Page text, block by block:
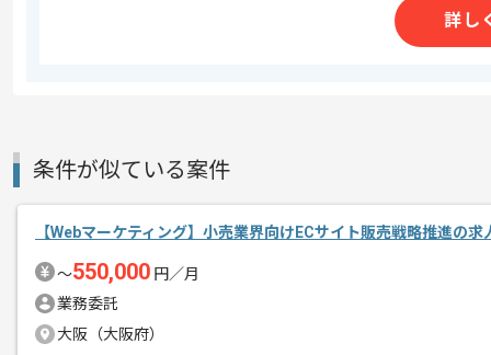
・Dockerを活用した開発経験
・Gitを用いた複数開発者間での開発経験
・フロントエンド領域における技術的
・フロントエンドのパフォーマンスチ
・Laravelを用いた開発経験
詳し
条件が似ている案件
【Webマーケティング】小売業界向けECサイト販売戦略推進の求
〜550,000 円／月
業務委託
大阪（大阪府）